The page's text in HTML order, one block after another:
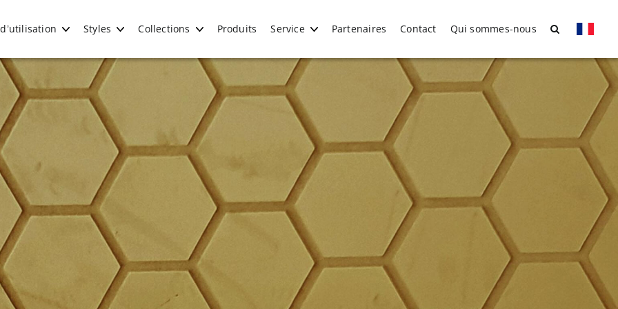
Styles Collections Produits Service Partenaires Contact Qui sommes-nous